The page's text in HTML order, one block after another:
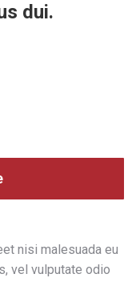
dui.
nisi malesuada eu
vel vulputate odio